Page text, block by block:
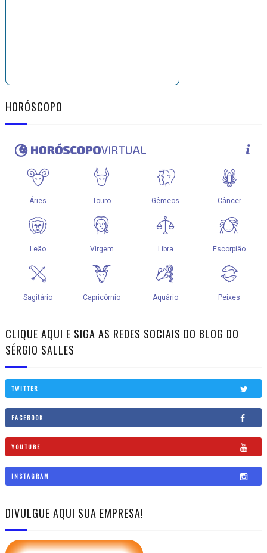
HORÓSCOPO
CLIQUE AQUI E SIGA AS REDES SOCIAIS DO BLOG DO
SÉRGIO SALLES
TWITTER
FACEBOOK
YOUTUBE
INSTAGRAM
DIVULGUE AQUI SUA EMPRESA!